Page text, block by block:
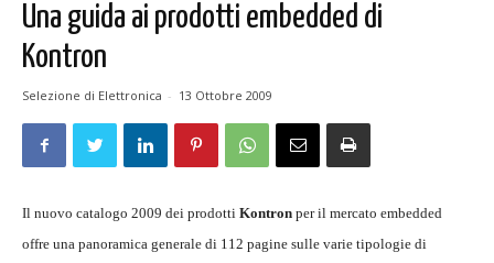
Una guida ai prodotti embedded di
Kontron
Selezione di Elettronica - 13 Ottobre 2009
Il nuovo catalogo 2009 dei prodotti Kontron per il mercato embedded
offre una panoramica generale di 112 pagine sulle varie tipologie di